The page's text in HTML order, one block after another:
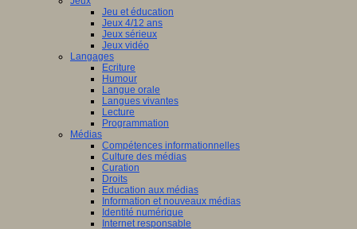
Jeu et éducation
Jeux 4/12 ans
Jeux sérieux
Jeux vidéo
Langages
Ecriture
Humour
Langue orale
Langues vivantes
Lecture
Programmation
Médias
Compétences informationnelles
Culture des médias
Curation
Droits
Education aux médias
Information et nouveaux médias
Identité numérique
Internet responsable